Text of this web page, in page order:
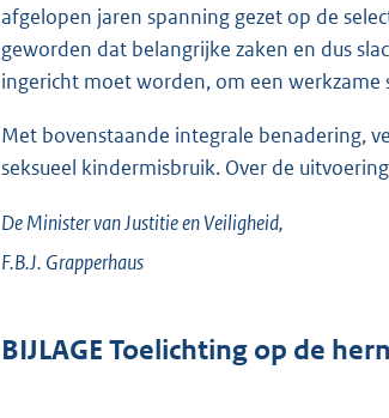
afgelopen jaren spanning gezet op de
geworden dat belangrijke zaken en dus
ingericht moet worden, om een
Met bovenstaande integrale benadering,
seksueel kindermisbruik. Over de
De Minister van Justitie en Veiligheid,
F.B.J. Grapperhaus
BIJLAGE Toelichting op de